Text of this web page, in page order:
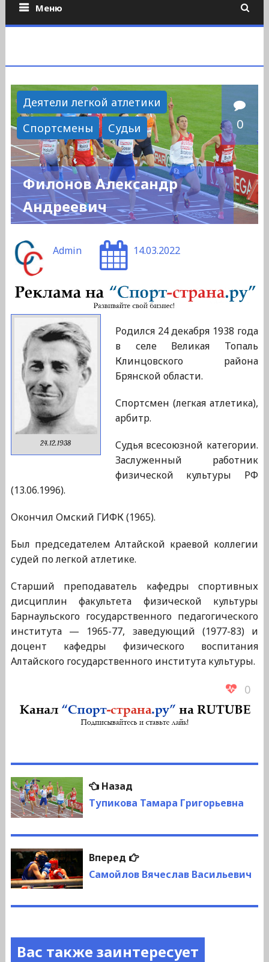
Меню
Деятели легкой атлетики
Спортсмены
Судьи 0
Филонов Александр
Андреевич
Admin 14.03.2022
24.12.1938
Родился 24 декабря 1938 года
в селе Великая Топаль
Клинцовского района
Брянской области.
Спортсмен (легкая атлетика),
арбитр.
Судья всесоюзной категории.
Заслуженный работник
физической культуры РФ
(13.06.1996).
Окончил Омский ГИФК (1965).
Был председателем Алтайской краевой коллегии
судей по легкой атлетике.
Старший преподаватель кафедры спортивных
дисциплин факультета физической культуры
Барнаульского государственного педагогического
института — 1965-77, заведующий (1977-83) и
доцент кафедры физического воспитания
Алтайского государственного института культуры.
0
Навигация
по
записям
НазадПредыдущая
запись:
Тупикова Тамара Григорьевна
Вперед
Следующая
запись:
Самойлов Вячеслав Васильевич
Вас также заинтересует